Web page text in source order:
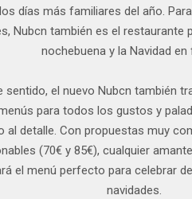
los días más familiares del año.
Nubcn también es el restaurante
nochebuena y la Navidad en
sentido, el nuevo Nubcn también
para todos los gustos y
al detalle. Con propuestas muy
(70€ y 85€), cualquier
el menú perfecto para celebrar
navidades.